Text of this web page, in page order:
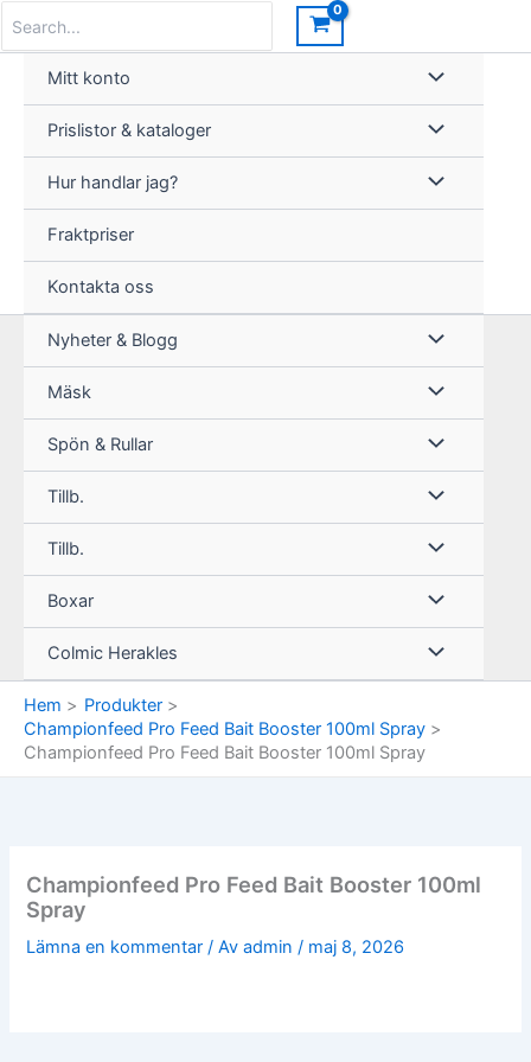
innehåll
for:
Mitt konto
Prislistor & kataloger
Hur handlar jag?
Fraktpriser
Kontakta oss
Nyheter & Blogg
Mäsk
Spön & Rullar
Tillb.
Tillb.
Boxar
Colmic Herakles
Hem
Produkter
Championfeed Pro Feed Bait Booster 100ml Spray
Championfeed Pro Feed Bait Booster 100ml Spray
Championfeed Pro Feed Bait Booster 100ml
Spray
Lämna en kommentar / Avadmin/ maj 8, 2026